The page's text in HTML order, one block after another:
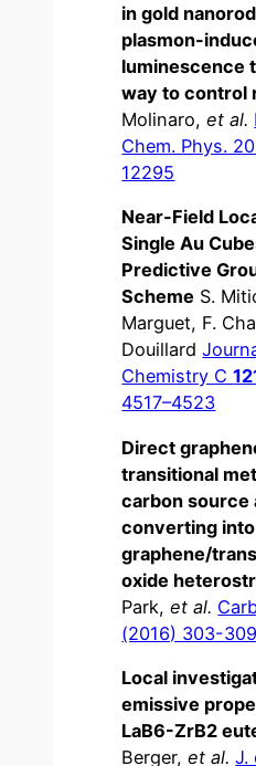
in gold
plasmon-
luminescence
way to control
Molinaro,et al.
Chem. Phys.
12295
Near-Field
Single Au
Predictive
Scheme S.
Marguet, F.
Douillard
Chemistry C
4517–4523
Direct
transitional
carbon source
converting into
graphene/
oxide
Park,et al.
(2016) 303-309
Local
emissive
LaB6-ZrB2
Berger,et al. J.